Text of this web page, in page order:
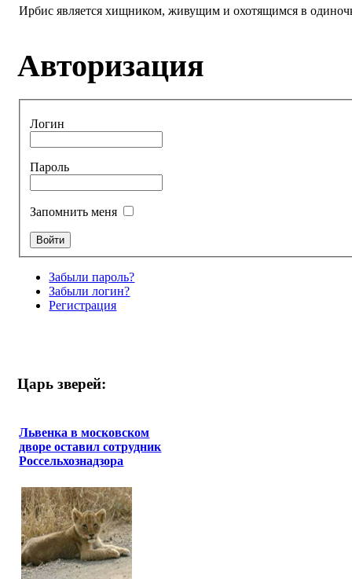
Ирбис является хищником, живущим и охотящимся в
Авторизация
Логин
Пароль
Запомнить меня
Забыли пароль?
Забыли логин?
Регистрация
Царь зверей:
Львенка в московском
дворе оставил сотрудник
Россельхознадзора